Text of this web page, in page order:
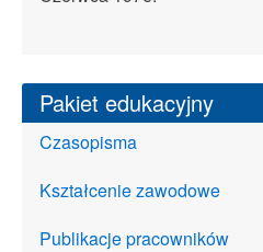
Pakiet edukacyjny
Czasopisma
Kształcenie zawodowe
Publikacje pracowników